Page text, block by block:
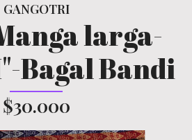
GANGOTRI
larga-
Bagal Bandi
$30.000